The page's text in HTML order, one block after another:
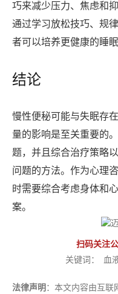
巧来减少压力、焦虑和
通过学习放松技巧、规
者可以培养更健康的睡眠
结论
慢性便秘可能与失眠存
量的影响是至关重要的
题，并且综合治疗策略
问题的方法。作为心理
时需要综合考虑身体和
案。
扫码关注
关键词：
血
法律声明 ：本文内容由互联